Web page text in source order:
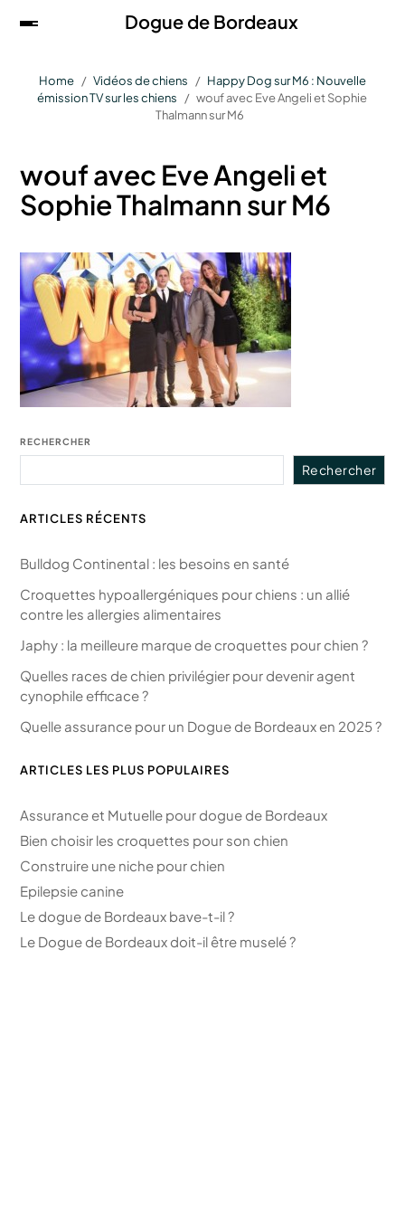
Dogue de Bordeaux
Home Vidéos de chiens
Happy Dog sur M6 : Nouvelle
émission TV sur les chiens
wouf avec Eve Angeli et Sophie
Thalmann sur M6
wouf avec Eve Angeli et
Sophie Thalmann sur M6
RECHERCHER
Rechercher
ARTICLES RÉCENTS
Bulldog Continental : les besoins en santé
Croquettes hypoallergéniques pour chiens : un allié
contre les allergies alimentaires
Japhy : la meilleure marque de croquettes pour chien ?
Quelles races de chien privilégier pour devenir agent
cynophile efficace ?
Quelle assurance pour un Dogue de Bordeaux en 2025 ?
ARTICLES LES PLUS POPULAIRES
Assurance et Mutuelle pour dogue de Bordeaux
Bien choisir les croquettes pour son chien
Construire une niche pour chien
Epilepsie canine
Le dogue de Bordeaux bave-t-il ?
Le Dogue de Bordeaux doit-il être muselé ?